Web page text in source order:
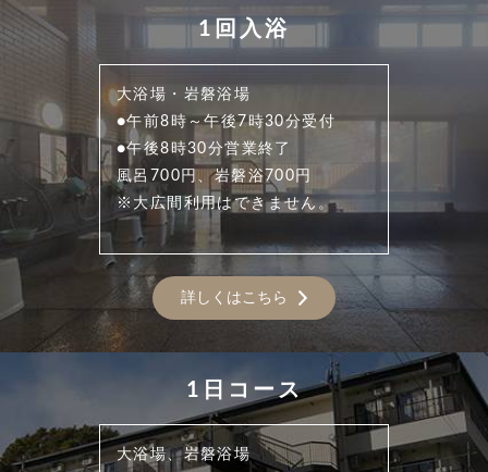
1回入浴
大浴場・岩磐浴場
●午前8時～午後7時30分受付
●午後8時30分営業終了
風呂700円、岩磐浴700円
※大広間利用はできません。
詳しくはこちら
1日コース
大浴場、岩磐浴場